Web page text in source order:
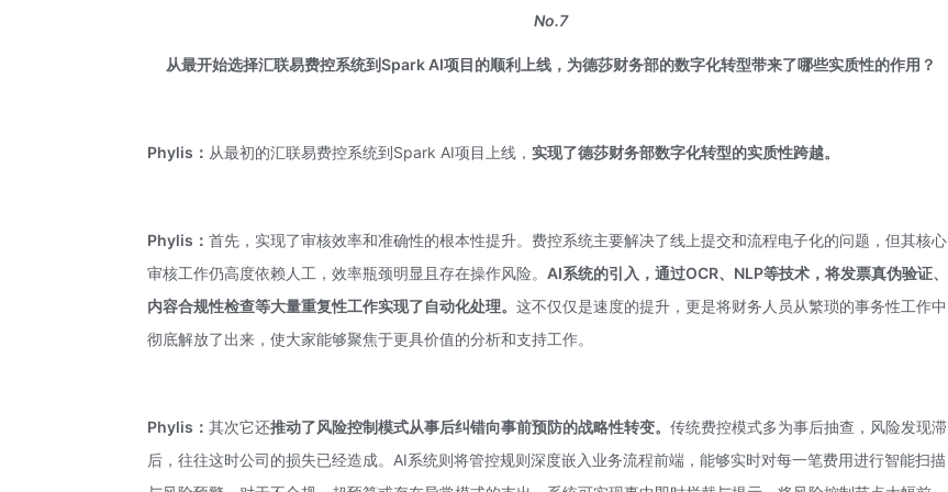
No.7
从最开始选择汇联易费控系统到Spark AI项目的顺利上线，为德莎财务部的数字化转型带来了哪些实质性的作用？
Phylis： 从最初的汇联易费控系统到Spark AI项目上线，实现了德莎财务部数字化转型的实质性跨越。
Phylis：首先，实现了审核效率和准确性的根本性提升。费控系统主要解决了线上提交和流程电子化的问题，但其核心
审核工作仍高度依赖人工，效率瓶颈明显且存在操作风险。AI系统的引入，通过OCR、 NLP等技术，将发票真伪验证、
内容合规性检查等大量重复性工作实现了自动化处理。这不仅仅是速度的提升，更是将财务人员从繁琐的事务性工作中
彻底解放了出来，使大家能够聚焦于更具价值的分析和支持工作。
Phylis：其次它还推动了风险控制模式从事后纠错向事前预防的战略性转变。传统费控模式多为事后抽查，风险发现滞
后，往往这时公司的损失已经造成。AI系统则将管控规则深度嵌入业务流程前端，能够实时对每一笔费用进行智能扫描